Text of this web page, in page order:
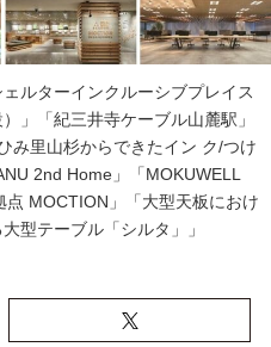
ルターインクルーシブプレイス
」「紀三井寺ケーブル山麓駅」
み里山杉からできたイン ク/つけ
2nd Home」「MOKUWELL
MOCTION」「大型天板におけ
型テーブル「シルタ」」